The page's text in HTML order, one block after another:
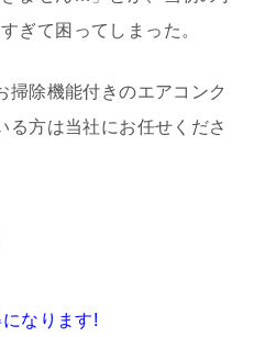
ぎて困ってしまった。
掃除機能付きのエアコンク
る方は当社にお任せくださ
なります!